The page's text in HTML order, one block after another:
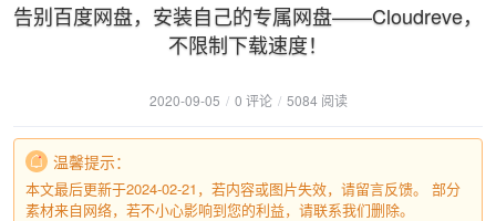
告别百度网盘，安装自己的专属网盘——Cloudreve，
不限制下载速度！
2020-09-05 / 0 评论 / 5084 阅读
温馨提示：
本文最后更新于2024-02-21，若内容或图片失效，请留言反馈。 部分
素材来自网络，若不小心影响到您的利益，请联系我们删除。